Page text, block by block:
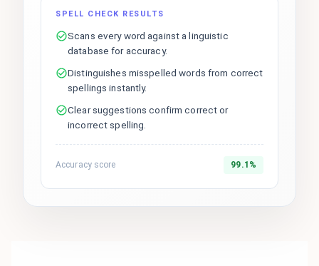
SPELL CHECK RESULTS
Scans every word against a linguistic
database for accuracy.
Distinguishes misspelled words from correct
spellings instantly.
Clear suggestions confirm correct or
incorrect spelling.
Accuracy score 99.1%